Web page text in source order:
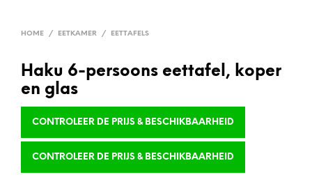
HOME / EETKAMER / EETTAFELS
Haku 6-persoons eettafel, koper
en glas
CONTROLEER DE PRIJS & BESCHIKBAARHEID
CONTROLEER DE PRIJS & BESCHIKBAARHEID